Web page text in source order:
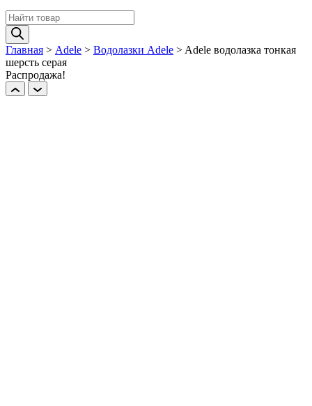
Поиск
товаров
Главная > Adele > Водолазки Adele > Adelе водолазка тонкая
шерсть серая
Распродажа!